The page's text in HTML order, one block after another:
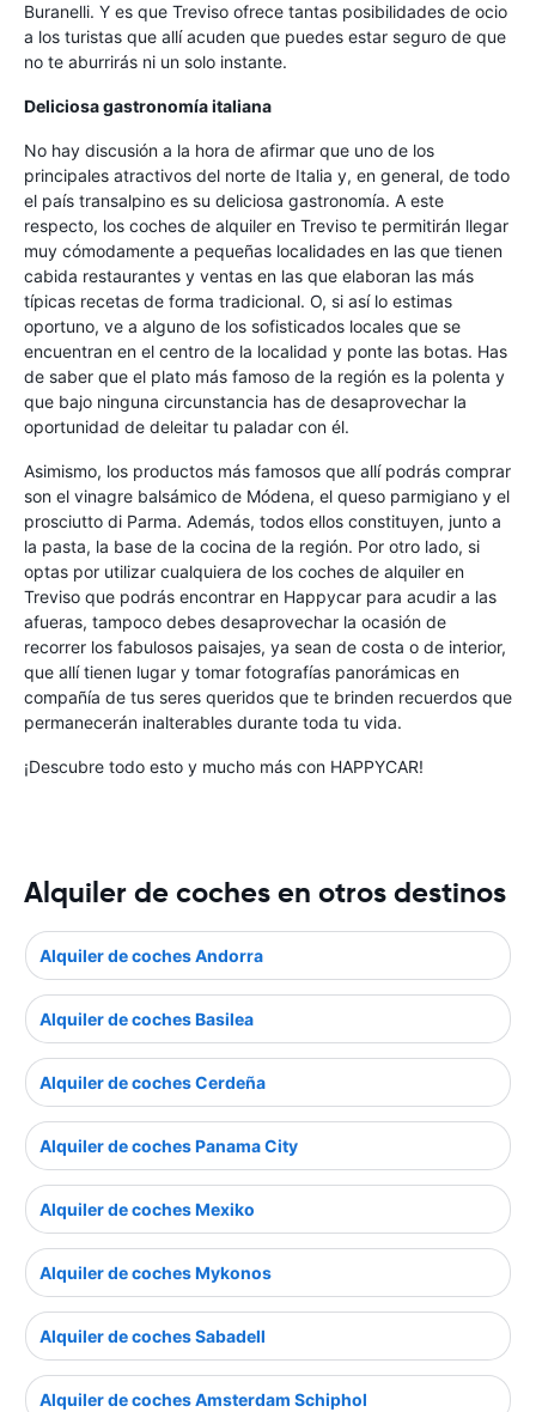
Buranelli. Y es que Treviso ofrece tantas posibilidades de ocio
a los turistas que allí acuden que puedes estar seguro de que
no te aburrirás ni un solo instante.
Deliciosa gastronomía italiana
No hay discusión a la hora de afirmar que uno de los
principales atractivos del norte de Italia y, en general, de todo
el país transalpino es su deliciosa gastronomía. A este
respecto, los coches de alquiler en Treviso te permitirán llegar
muy cómodamente a pequeñas localidades en las que tienen
cabida restaurantes y ventas en las que elaboran las más
típicas recetas de forma tradicional. O, si así lo estimas
oportuno, ve a alguno de los sofisticados locales que se
encuentran en el centro de la localidad y ponte las botas. Has
de saber que el plato más famoso de la región es la polenta y
que bajo ninguna circunstancia has de desaprovechar la
oportunidad de deleitar tu paladar con él.
Asimismo, los productos más famosos que allí podrás comprar
son el vinagre balsámico de Módena, el queso parmigiano y el
prosciutto di Parma. Además, todos ellos constituyen, junto a
la pasta, la base de la cocina de la región. Por otro lado, si
optas por utilizar cualquiera de los coches de alquiler en
Treviso que podrás encontrar en Happycar para acudir a las
afueras, tampoco debes desaprovechar la ocasión de
recorrer los fabulosos paisajes, ya sean de costa o de interior,
que allí tienen lugar y tomar fotografías panorámicas en
compañía de tus seres queridos que te brinden recuerdos que
permanecerán inalterables durante toda tu vida.
¡Descubre todo esto y mucho más con HAPPYCAR!
Alquiler de coches en otros destinos
Alquiler de coches Andorra
Alquiler de coches Basilea
Alquiler de coches Cerdeña
Alquiler de coches Panama City
Alquiler de coches Mexiko
Alquiler de coches Mykonos
Alquiler de coches Sabadell
Alquiler de coches Amsterdam Schiphol